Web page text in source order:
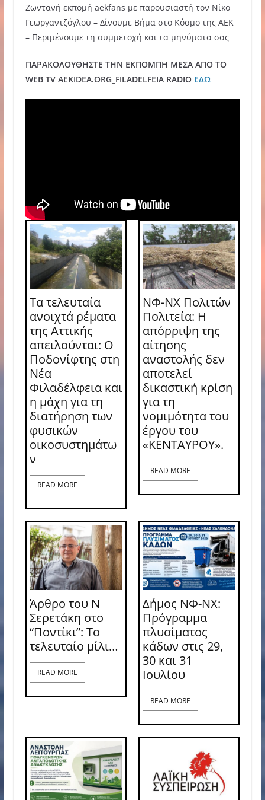
Ζωντανή εκπομή aekfans με παρουσιαστή τον Νίκο
Γεωργαντζόγλου – Δίνουμε Βήμα στο Κόσμο της ΑΕΚ
– Περιμένουμε τη συμμετοχή και τα μηνύματα σας
ΠΑΡΑΚΟΛΟΥΘΗΣΤΕ ΤΗΝ ΕΚΠΟΜΠΗ ΜΕΣΑ ΑΠΟ ΤΟ
WEB TV AEKIDEA.ORG_FILADELFEIA RADIO ΕΔΩ
Τα τελευταία
ανοιχτά ρέματα
της Αττικής
απειλούνται: Ο
Ποδονίφτης στη
Νέα
Φιλαδέλφεια και
η μάχη για τη
διατήρηση των
φυσικών
οικοσυστημάτω
ν
READ MORE
ΝΦ-ΝΧ Πολιτών
Πολιτεία: Η
απόρριψη της
αίτησης
αναστολής δεν
αποτελεί
δικαστική κρίση
για τη
νομιμότητα του
έργου του
«ΚΕΝΤΑΥΡΟΥ».
READ MORE
Άρθρο του Ν
Σερετάκη στο
“Ποντίκι”: Το
τελευταίο μίλι…
READ MORE
Δήμος ΝΦ-ΝΧ:
Πρόγραμμα
πλυσίματος
κάδων στις 29,
30 και 31
Ιουλίου
READ MORE